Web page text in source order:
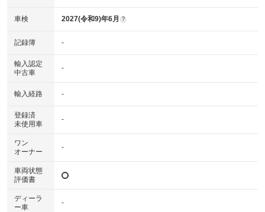
車検 2027(令和9)年6月 ?
記録簿 -
輸入認定
中古車
-
輸入経路 -
登録済
未使用車
-
ワン
オーナー
-
車両状態
評価書
ディーラ
ー車
-